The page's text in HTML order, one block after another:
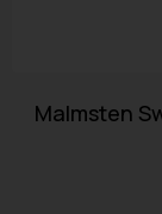
Malmsten